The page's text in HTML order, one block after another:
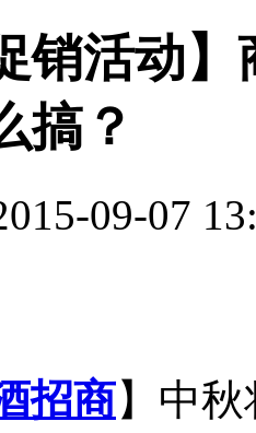
销活动
搞？
09-07
招商】中